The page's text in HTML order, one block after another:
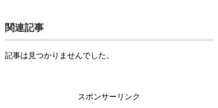
関連記事
記事は見つかりませんでした。
スポンサーリンク